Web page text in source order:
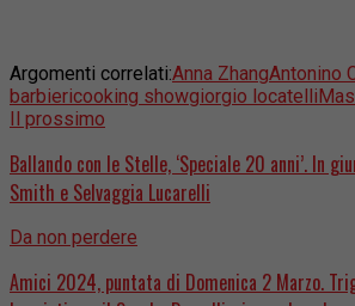
Argomenti correlati:Anna ZhangAntonino
barbiericooking showgiorgio locatelli
Il prossimo
Ballando con le Stelle, ‘Speciale 20 anni’. In
Smith e Selvaggia Lucarelli
Da non perdere
Amici 2024, puntata di Domenica 2 Marzo.